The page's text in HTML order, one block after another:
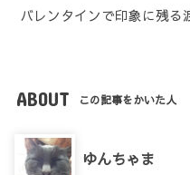
バレンタインで印象に残る
ABOUT この記事をかいた人
ゆんちゃま